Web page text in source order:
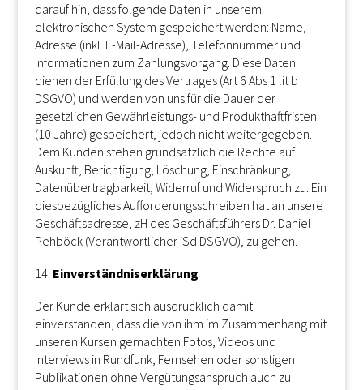
darauf hin, dass folgende Daten in unserem
elektronischen System gespeichert werden: Name,
Adresse (inkl. E-Mail-Adresse), Telefonnummer und
Informationen zum Zahlungsvorgang. Diese Daten
dienen der Erfüllung des Vertrages (Art 6 Abs 1 lit b
DSGVO) und werden von uns für die Dauer der
gesetzlichen Gewährleistungs- und Produkthaftfristen
(10 Jahre) gespeichert, jedoch nicht weitergegeben.
Dem Kunden stehen grundsätzlich die Rechte auf
Auskunft, Berichtigung, Löschung, Einschränkung,
Datenübertragbarkeit, Widerruf und Widerspruch zu. Ein
diesbezügliches Aufforderungsschreiben hat an unsere
Geschäftsadresse, zH des Geschäftsführers Dr. Daniel
Pehböck (Verantwortlicher iSd DSGVO), zu gehen.
Einverständniserklärung
Der Kunde erklärt sich ausdrücklich damit
einverstanden, dass die von ihm im Zusammenhang mit
unseren Kursen gemachten Fotos, Videos und
Interviews in Rundfunk, Fernsehen oder sonstigen
Publikationen ohne Vergütungsanspruch auch zu